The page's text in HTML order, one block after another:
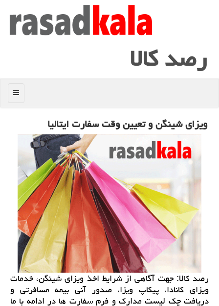
رصد كالا
منو
ویزای شینگن و تعیین وقت سفارت ایتالیا
رصد كالا: جهت آگاهی از شرایط اخذ ویزای شینگن، خدمات
ویزای كانادا، پیكاپ ویزا، صدور آنی بیمه مسافرتی و
دریافت چك لیست مدارك و فرم سفارت ها در ادامه با ما